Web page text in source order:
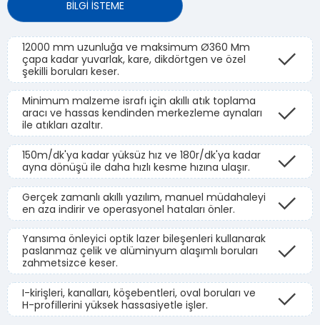
BİLGİ İSTEME
12000 mm uzunluğa ve maksimum Ø360 Mm
çapa kadar yuvarlak, kare, dikdörtgen ve özel
şekilli boruları keser.
Minimum malzeme israfı için akıllı atık toplama
aracı ve hassas kendinden merkezleme aynaları
ile atıkları azaltır.
150m/dk'ya kadar yüksüz hız ve 180r/dk'ya kadar
ayna dönüşü ile daha hızlı kesme hızına ulaşır.
Gerçek zamanlı akıllı yazılım, manuel müdahaleyi
en aza indirir ve operasyonel hataları önler.
Yansıma önleyici optik lazer bileşenleri kullanarak
paslanmaz çelik ve alüminyum alaşımlı boruları
zahmetsizce keser.
I-kirişleri, kanalları, köşebentleri, oval boruları ve
H-profillerini yüksek hassasiyetle işler.